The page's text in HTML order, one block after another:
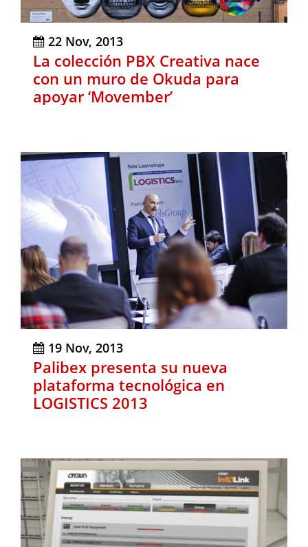
22 Nov, 2013
La colección PBX Creativa nace
con un muro de Okuda para
apoyar ‘Movember’
19 Nov, 2013
Palibex presenta su nueva
plataforma tecnológica en
LOGISTICS 2013